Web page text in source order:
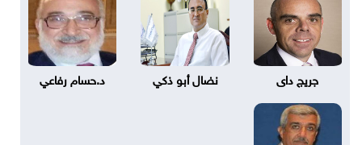
جريج داى نضال أبو ذكي د.حسام رفاعي